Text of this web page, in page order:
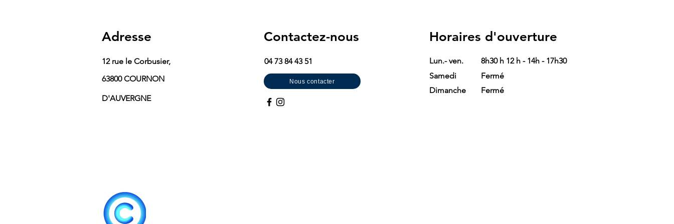
Adresse
12 rue le Corbusier,
63800 COURNON
D'AUVERGNE
Contactez-nous
04 73 84 43 51
Nous contacter
Horaires d'ouverture
Lun.- ven.
Samedi
Dimanche
8h30 h 12 h - 14h - 17h30
Fermé
Fermé